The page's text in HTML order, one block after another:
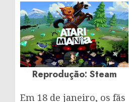
Reprodução: Steam
Em 18 de janeiro, os fãs